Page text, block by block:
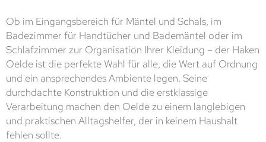
Ob im Eingangsbereich für Mäntel und Schals, im
Badezimmer für Handtücher und Bademäntel oder im
Schlafzimmer zur Organisation Ihrer Kleidung – der Haken
Oelde ist die perfekte Wahl für alle, die Wert auf Ordnung
und ein ansprechendes Ambiente legen. Seine
durchdachte Konstruktion und die erstklassige
Verarbeitung machen den Oelde zu einem langlebigen
und praktischen Alltagshelfer, der in keinem Haushalt
fehlen sollte.